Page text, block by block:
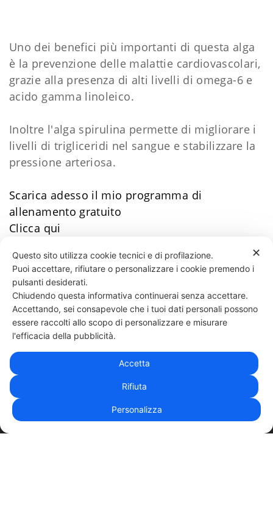
Uno dei benefici più importanti di questa alga
è la prevenzione delle malattie cardiovascolari,
grazie alla presenza di alti livelli di omega-6 e
acido gamma linoleico.
Inoltre l'alga spirulina permette di migliorare i
livelli di trigliceridi nel sangue e stabilizzare la
pressione arteriosa.
Scarica adesso il mio programma di
allenamento gratuito
Clicca qui
32 LIKES
331 818 4777DANIELE ESPOSITO
| PRIVACY POLICY
✕
Questo sito utilizza cookie tecnici e di profilazione.
Puoi accettare, rifiutare o personalizzare i cookie premendo i
pulsanti desiderati.
Chiudendo questa informativa continuerai senza accettare.
Accettando, sei consapevole che i tuoi dati personali possono
essere raccolti allo scopo di personalizzare e misurare
l'efficacia della pubblicità.
Accetta
Rifiuta
Personalizza